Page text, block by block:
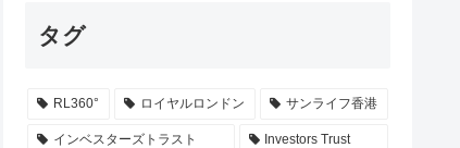
タグ
RL360° ロイヤルロンドン サンライフ香港
インベスターズトラスト Investors Trust